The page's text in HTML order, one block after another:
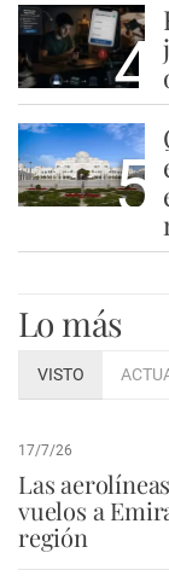
4
5
Lo más
VISTO
17/7/26
Las
vuelos a
región